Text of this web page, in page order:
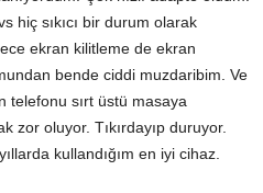
hiç sıkıcı bir durum olarak
ekran kilitleme de ekran
bende ciddi muzdaribim. Ve
telefonu sırt üstü masaya
zor oluyor. Tıkırdayıp duruyor.
kullandığım en iyi cihaz.